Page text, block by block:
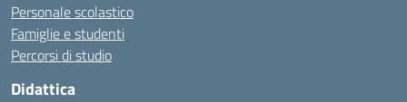
Personale scolastico
Famiglie e studenti
Percorsi di studio
Didattica